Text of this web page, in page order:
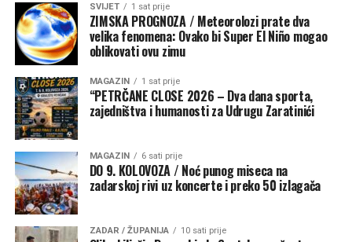
nelinearnost u sustav unosi kaos.
Gdje prognoza počinje gubiti
pouzdanost
Meteorolozi mogu raspolagati najboljim jednadžbama
fizike, najnaprednijim superračunalima i
najsuvremenijim metodama izračuna, ali i dalje neće
dobiti savršenu prognozu. Razlog je jednostavan:
početno stanje atmosfere nikada nije moguće izmjeriti
potpuno precizno.
SVIJET 1 sat prije
ZIMSKA PROGNOZA / Meteorolozi prate dva
velika fenomena: Ovako bi Super El Niño mogao
oblikovati ovu zimu
MAGAZIN 1 sat prije
“PETRČANE CLOSE 2026 – Dva dana sporta,
zajedništva i humanosti za Udrugu Zaratinići
MAGAZIN 6 sati prije
DO 9. KOLOVOZA / Noć punog miseca na
zadarskoj rivi uz koncerte i preko 50 izlagača
ZADAR / ŽUPANIJA 10 sati prije